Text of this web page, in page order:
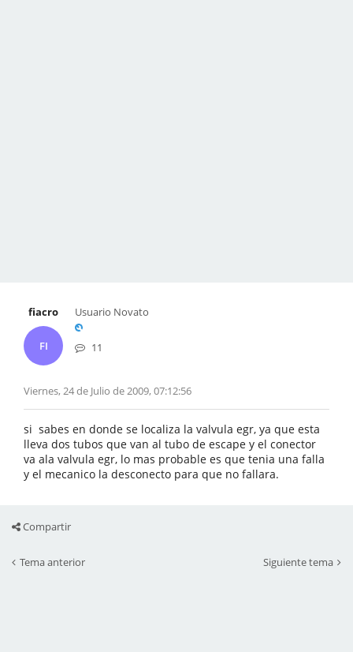
fiacro
FI
Usuario Novato
11
Viernes, 24 de Julio de 2009, 07:12:56
si sabes en donde se localiza la valvula egr, ya que esta
lleva dos tubos que van al tubo de escape y el conector
va ala valvula egr, lo mas probable es que tenia una falla
y el mecanico la desconecto para que no fallara.
Compartir
Tema anterior Siguiente tema